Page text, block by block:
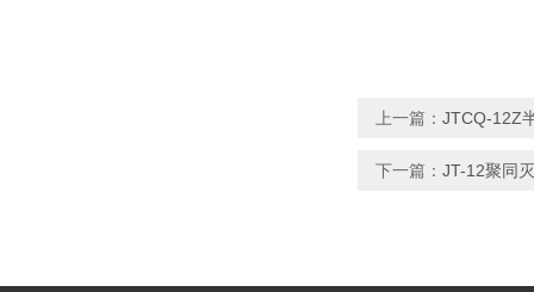
上一篇： JTCQ-12Z
下一篇： JT-12聚同